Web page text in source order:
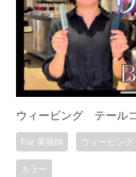
ウィービング テール
For 美容師 ウィービング
カラー